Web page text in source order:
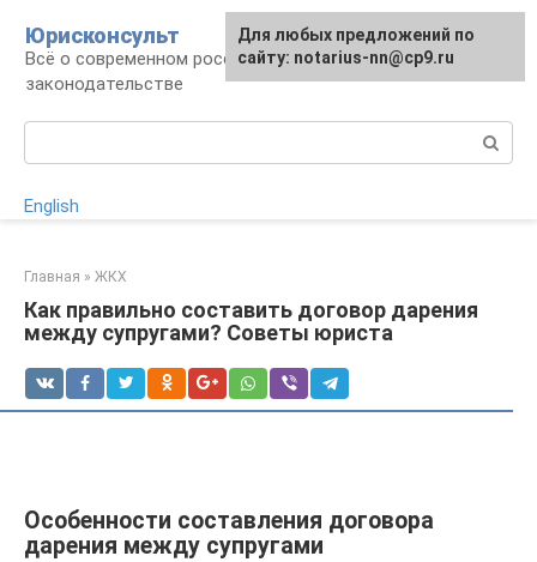
контенту
Юрисконсульт
Всё о современном российском
законодательстве
English
Главная » ЖКХ
Как правильно составить договор дарения
между супругами? Советы юриста
Особенности составления договора
дарения между супругами
Для любых предложений по
сайту: notarius-nn@cp9.ru